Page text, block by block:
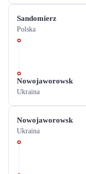
Sandomierz
Polska
Nowojaworowsk
Ukraina
Nowojaworowsk
Ukraina